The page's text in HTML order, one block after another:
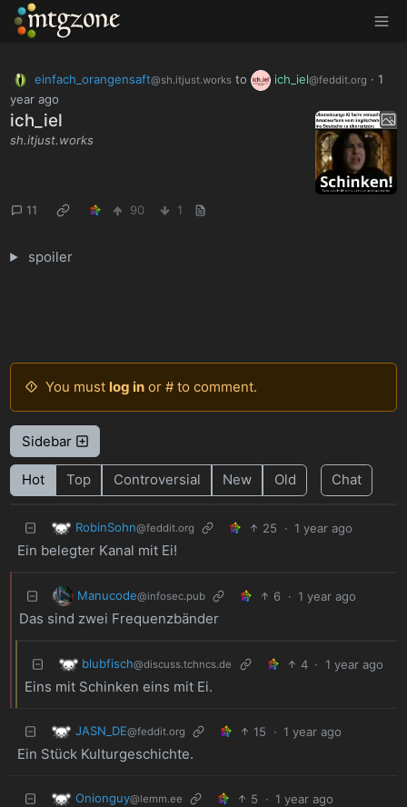
MTGZone
einfach_orangensaft@sh.itjust.worksto ich_iel@feddit.org · 1
year ago
ich_iel
sh.itjust.works
11 90 1
spoiler
You must log inor # to comment.
Sidebar
Hot Top Controversial New Old Chat
RobinSohn@feddit.org 25 · 1 year ago
Ein belegter Kanal mit Ei!
Manucode@infosec.pub 6 · 1 year ago
Das sind zwei Frequenzbänder
blubfisch@discuss.tchncs.de 4 · 1 year ago
Eins mit Schinken eins mit Ei.
JASN_DE@feddit.org 15 · 1 year ago
Ein Stück Kulturgeschichte.
Onionguy@lemm.ee 5 · 1 year ago